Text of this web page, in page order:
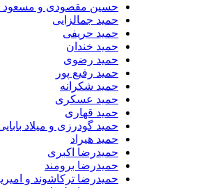
حسین مقصودی و مسعود اتمام
حمید جمالزایی
حمید حریفی
حمید خندان
حمید رضوی
حمید رفیع پور
حمید شکرانه
حمید عسکری
حمید قهاری
حمید گودرزی و میلاد بابایی
حمید هیراد
حمیدرضا اکبری
حمیدرضا برومند
حمیدرضا ترکاشوند و امیریل ارجمند